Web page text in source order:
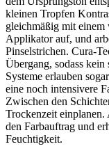
kleinen Tropfen
gleichmäßig mit einem
Applikator auf, und
Pinselstrichen. Cura-
Übergang, sodass
Systeme erlauben
eine noch intensivere
Zwischen den
Trockenzeit einplanen.
den Farbauftrag und
Feuchtigkeit.